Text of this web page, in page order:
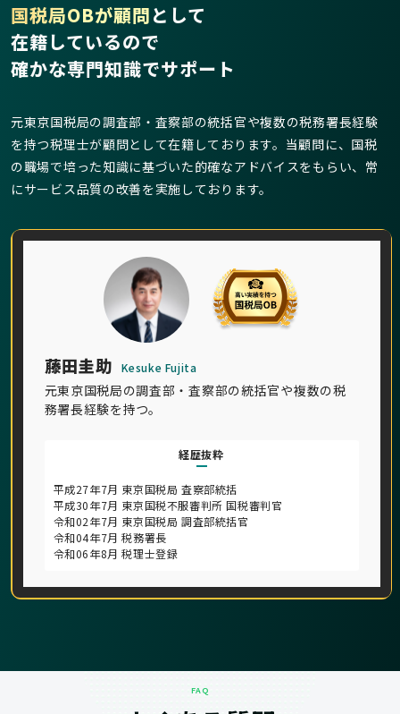
藤田圭助 Kesuke Fujita
元東京国税局の調査部・査察部の統括官や複数の税
務署長経験を持つ。
経歴抜粋
平成27年7月 東京国税局 査察部統括
平成30年7月 東京国税不服審判所 国税審判官
令和02年7月 東京国税局 調査部統括官
令和04年7月 税務署長
令和06年8月 税理士登録
国税局OBが顧問として
在籍しているので
確かな専門知識でサポート
元東京国税局の調査部・査察部の統括官や複数の税務署長経験
を持つ税理士が顧問として在籍しております。当顧問に、国税
の職場で培った知識に基づいた的確なアドバイスをもらい、常
にサービス品質の改善を実施しております。
FAQ